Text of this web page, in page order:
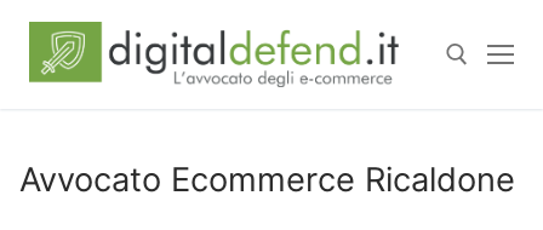
Avvocato Ecommerce Ricaldone